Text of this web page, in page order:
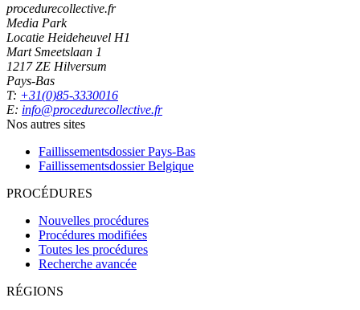
procedurecollective.fr
Media Park
Locatie Heideheuvel H1
Mart Smeetslaan 1
1217 ZE Hilversum
Pays-Bas
T: +31(0)85-3330016
E: info@procedurecollective.fr
Nos autres sites
Faillissementsdossier Pays-Bas
Faillissementsdossier Belgique
PROCÉDURES
Nouvelles procédures
Procédures modifiées
Toutes les procédures
Recherche avancée
RÉGIONS